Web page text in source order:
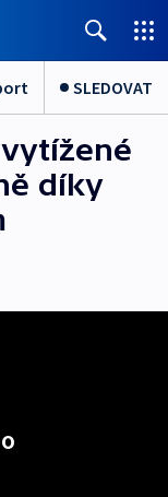
SLEDOVAT
díky